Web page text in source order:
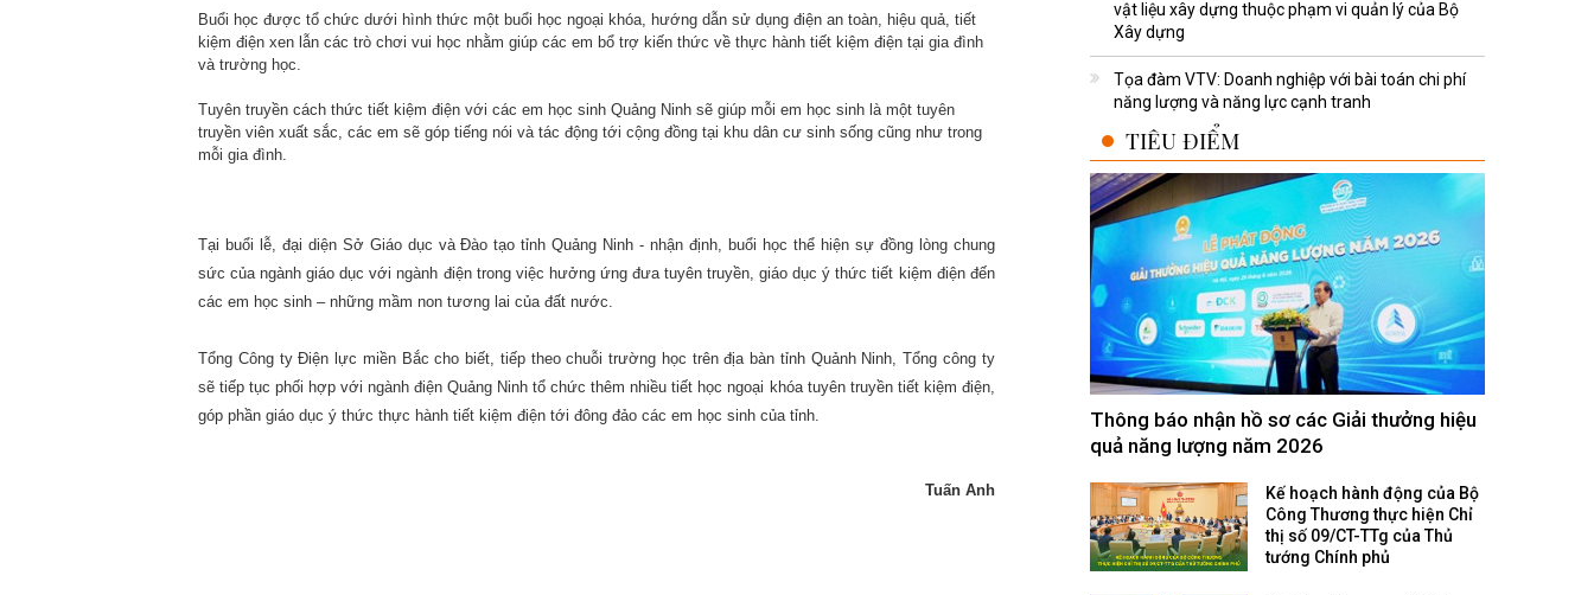
Buổi học được tổ chức dưới hình thức một buổi học ngoại khóa, hướng dẫn sử dụng điện an toàn, hiệu quả, tiết
kiệm điện xen lẫn các trò chơi vui học nhằm giúp các em bổ trợ kiến thức về thực hành tiết kiệm điện tại gia đình
và trường học.
Tuyên truyền cách thức tiết kiệm điện với các em học sinh Quảng Ninh sẽ giúp mỗi em học sinh là một tuyên
truyền viên xuất sắc, các em sẽ góp tiếng nói và tác động tới cộng đồng tại khu dân cư sinh sống cũng như trong
mỗi gia đình.
Tại buổi lễ, đại diện Sở Giáo dục và Đào tạo tỉnh Quảng Ninh - nhận định, buổi học thể hiện sự đồng lòng chung
sức của ngành giáo dục với ngành điện trong việc hưởng ứng đưa tuyên truyền, giáo dục ý thức tiết kiệm điện đến
các em học sinh – những mầm non tương lai của đất nước.
Tổng Công ty Điện lực miền Bắc cho biết, tiếp theo chuỗi trường học trên địa bàn tỉnh Quảnh Ninh, Tổng công ty
sẽ tiếp tục phối hợp với ngành điện Quảng Ninh tổ chức thêm nhiều tiết học ngoại khóa tuyên truyền tiết kiệm điện,
góp phần giáo dục ý thức thực hành tiết kiệm điện tới đông đảo các em học sinh của tỉnh.
Tuấn Anh
vật liệu xây dựng thuộc phạm vi quản lý của Bộ
Xây dựng
Tọa đàm VTV: Doanh nghiệp với bài toán chi phí
năng lượng và năng lực cạnh tranh
TIÊU ĐIỂM
Thông báo nhận hồ sơ các Giải thưởng hiệu
quả năng lượng năm 2026
Kế hoạch hành động của Bộ
Công Thương thực hiện Chỉ
thị số 09/CT-TTg của Thủ
tướng Chính phủ